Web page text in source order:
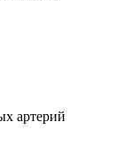
артерий